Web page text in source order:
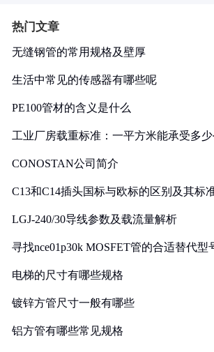
热门文章
无缝钢管的常用规格及壁厚
生活中常见的传感器有哪些呢
PE100管材的含义是什么
工业厂房载重标准：一平方米能承受多
CONOSTAN公司简介
C13和C14插头国标与欧标的区别及其标
LGJ-240/30导线参数及载流量解析
寻找nce01p30k MOSFET管的合适替代型
电梯的尺寸有哪些规格
镀锌方管尺寸一般有哪些
铝方管有哪些常见规格